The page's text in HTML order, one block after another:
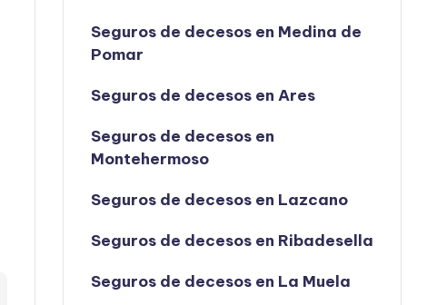
Seguros de decesos en Medina de
Pomar
Seguros de decesos en Ares
Seguros de decesos en
Montehermoso
Seguros de decesos en Lazcano
Seguros de decesos en Ribadesella
Seguros de decesos en La Muela